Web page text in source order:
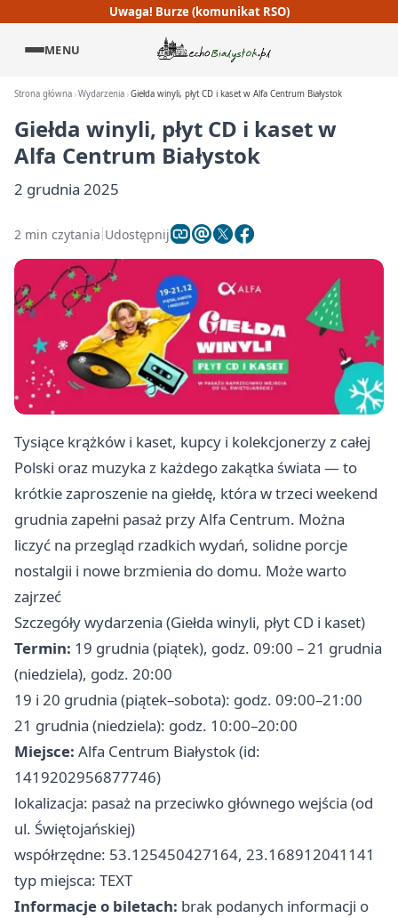
Uwaga! Burze (komunikat RSO)
MENU
Strona główna Wydarzenia Giełda winyli, płyt CD i kaset w Alfa Centrum Białystok
Giełda winyli, płyt CD i kaset w
Alfa Centrum Białystok
2 grudnia 2025
2 min czytania Udostępnij
Tysiące krążków i kaset, kupcy i kolekcjonerzy z całej
Polski oraz muzyka z każdego zakątka świata — to
krótkie zaproszenie na giełdę, która w trzeci weekend
grudnia zapełni pasaż przy Alfa Centrum. Można
liczyć na przegląd rzadkich wydań, solidne porcje
nostalgii i nowe brzmienia do domu. Może warto
zajrzeć
Szczegóły wydarzenia (Giełda winyli, płyt CD i kaset)
Termin: 19 grudnia (piątek), godz. 09:00 – 21 grudnia
(niedziela), godz. 20:00
19 i 20 grudnia (piątek–sobota): godz. 09:00–21:00
21 grudnia (niedziela): godz. 10:00–20:00
Miejsce: Alfa Centrum Białystok (id:
1419202956877746)
lokalizacja: pasaż na przeciwko głównego wejścia (od
ul. Świętojańskiej)
współrzędne: 53.125450427164, 23.168912041141
typ miejsca: TEXT
Informacje o biletach: brak podanych informacji o